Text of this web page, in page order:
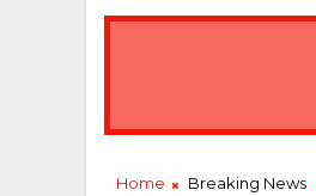
Home Breaking News